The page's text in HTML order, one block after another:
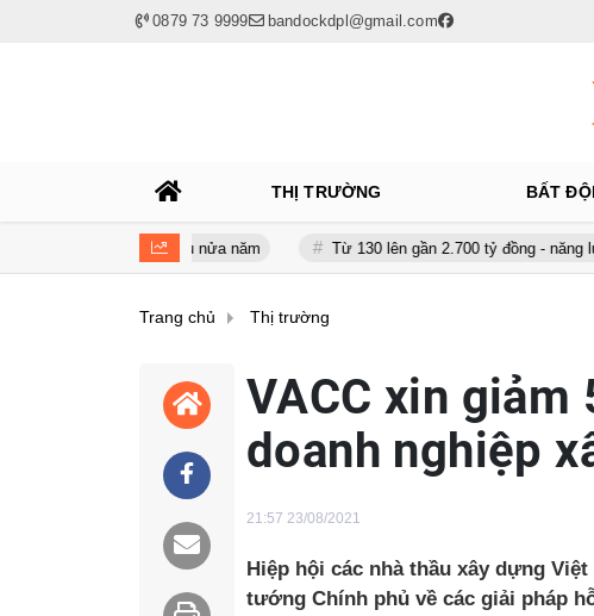
0879 73 9999 bandockdpl@gmail.com
THỊ TRƯỜNG BẤT
120 tỷ sau nửa năm Từ 130 lên gần 2.700 tỷ đồng - năng lực tài chính
Trang chủ Thị trường
VACC xin giảm
doanh nghiệp
21:57 23/08/2021
Hiệp hội các nhà thầu xây dựng
tướng Chính phủ về các giải pháp